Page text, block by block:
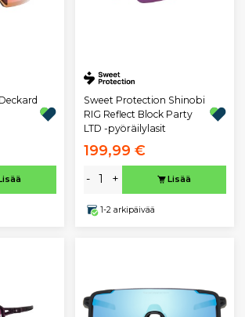
Lisää
Sweet Protection Shinobi
RIG Reflect Block Party
LTD -pyöräilylasit
199,99 €
- + Lisää
1-2 arkipäivää